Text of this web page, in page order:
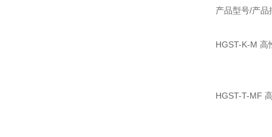
产品型号/产品
HGST-K-M 高
HGST-T-MF